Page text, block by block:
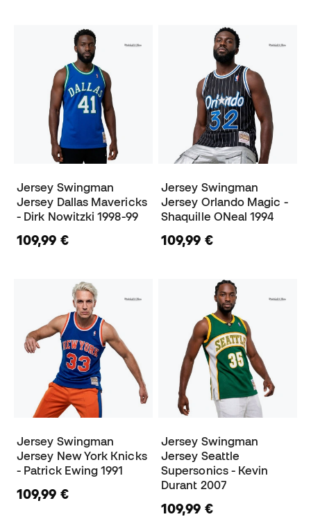
Jersey Swingman
Jersey Dallas Mavericks
- Dirk Nowitzki 1998-99
109,99 €
Jersey Swingman
Jersey Orlando Magic -
Shaquille ONeal 1994
109,99 €
Jersey Swingman
Jersey New York Knicks
- Patrick Ewing 1991
109,99 €
Jersey Swingman
Jersey Seattle
Supersonics - Kevin
Durant 2007
109,99 €